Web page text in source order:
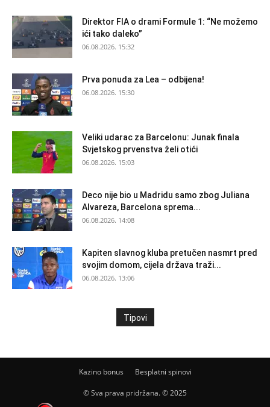
Direktor FIA o drami Formule 1: “Ne možemo
ići tako daleko”
06.08.2026. 15:32
Prva ponuda za Lea – odbijena!
06.08.2026. 15:30
Veliki udarac za Barcelonu: Junak finala
Svjetskog prvenstva želi otići
06.08.2026. 15:03
Deco nije bio u Madridu samo zbog Juliana
Alvareza, Barcelona sprema...
06.08.2026. 14:08
Kapiten slavnog kluba pretučen nasmrt pred
svojim domom, cijela država traži...
06.08.2026. 13:06
Tipovi
Kazino bonus Besplatni spinovi
© Sva prava pridržana. © 2025